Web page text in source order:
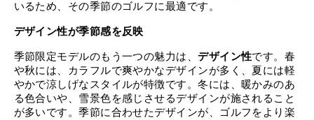
いるため、その季節のゴルフに最適です。
デザイン性が季節感を反映
季節限定モデルのもう一つの魅力は、デザイン性です。春
や秋には、カラフルで爽やかなデザインが多く、夏には軽
やかで涼しげなスタイルが特徴です。冬には、暖かみのあ
る色合いや、雪景色を感じさせるデザインが施されること
が多いです。季節に合わせたデザインが、ゴルフをより楽